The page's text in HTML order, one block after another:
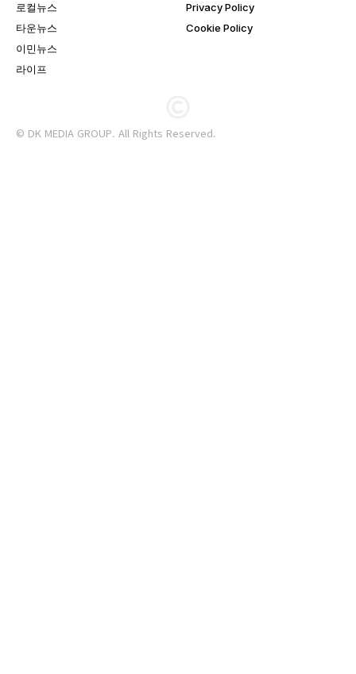
로컬뉴스
타운뉴스
이민뉴스
라이프
Privacy Policy
Cookie Policy
© DK MEDIA GROUP. All Rights Reserved.